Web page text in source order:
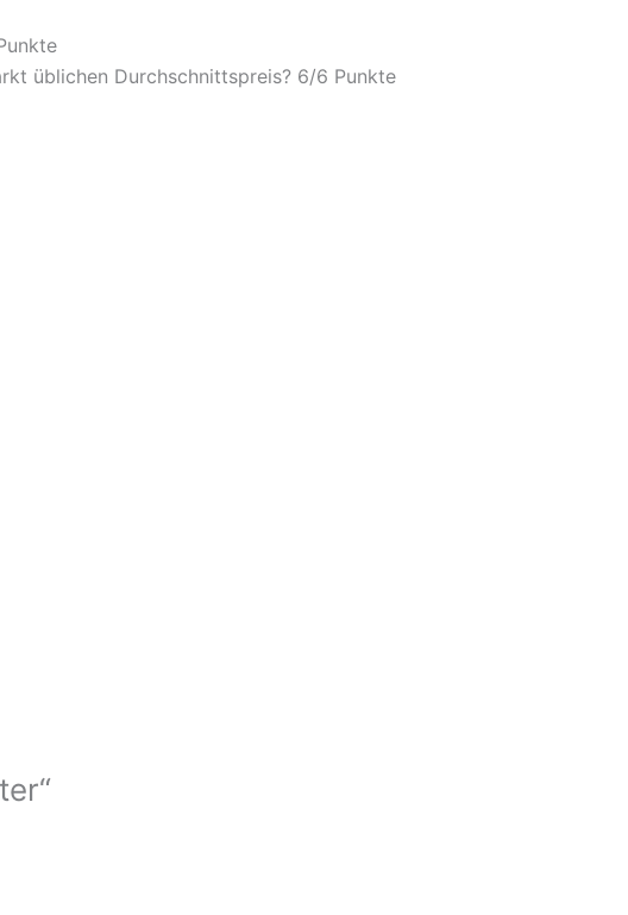
üblichen Durchschnittspreis? 6/6 Punkte